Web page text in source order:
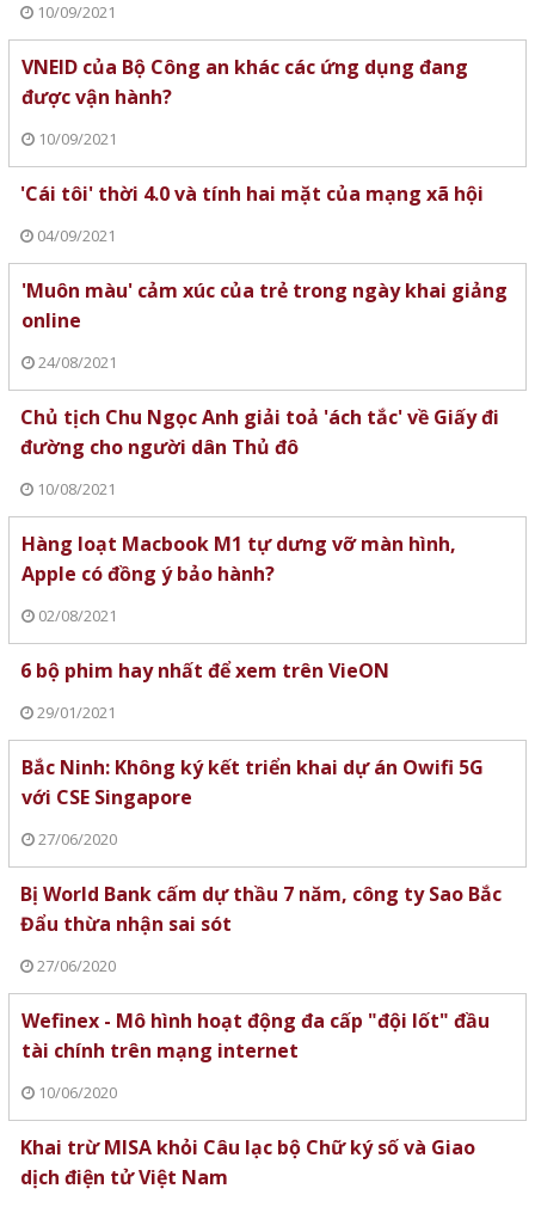
10/09/2021
VNEID của Bộ Công an khác các ứng dụng đang
được vận hành?
10/09/2021
'Cái tôi' thời 4.0 và tính hai mặt của mạng xã hội
04/09/2021
'Muôn màu' cảm xúc của trẻ trong ngày khai giảng
online
24/08/2021
Chủ tịch Chu Ngọc Anh giải toả 'ách tắc' về Giấy đi
đường cho người dân Thủ đô
10/08/2021
Hàng loạt Macbook M1 tự dưng vỡ màn hình,
Apple có đồng ý bảo hành?
02/08/2021
6 bộ phim hay nhất để xem trên VieON
29/01/2021
Bắc Ninh: Không ký kết triển khai dự án Owifi 5G
với CSE Singapore
27/06/2020
Bị World Bank cấm dự thầu 7 năm, công ty Sao Bắc
Đẩu thừa nhận sai sót
27/06/2020
Wefinex - Mô hình hoạt động đa cấp "đội lốt" đầu
tài chính trên mạng internet
10/06/2020
Khai trừ MISA khỏi Câu lạc bộ Chữ ký số và Giao
dịch điện tử Việt Nam